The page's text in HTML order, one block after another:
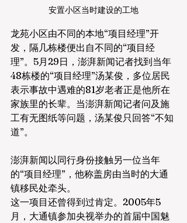
安置小区当时建设的工地
龙苑小区由不同的本地“项目经理”开
发，隔几栋楼便出自不同的“项目经
理”。5月29日，澎湃新闻记者找到当年
48栋楼的“项目经理”汤某俊，多位居民
表示事故中遇难的81岁老者正是他所在
家族里的长辈。当澎湃新闻记者问及施
工有无图纸等问题，汤某俊只回答“不知
道”。
澎湃新闻以同行身份接触另一位当年
的“项目经理”，他称盖房由当时的大通
镇移民处牵头。
这一项目还曾得到过肯定。2005年5
月，大通镇参加央视举办的首届中国魅